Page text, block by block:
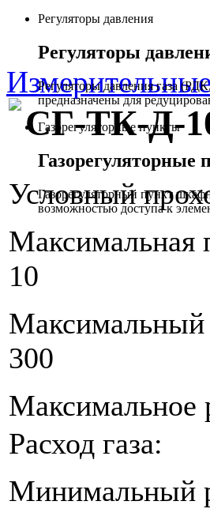
Регуляторы давления
Регуляторы
Регуляторы давления газа
предназначены для
Газорегуляторные пункты
Газорегуляторные
Газорегуляторный пункт
возможностью доступа к
СГ-ТК-Д-
Условный
Максимальная
10
Максимальный
300
Максимальное
Расход газа:
Минимальный